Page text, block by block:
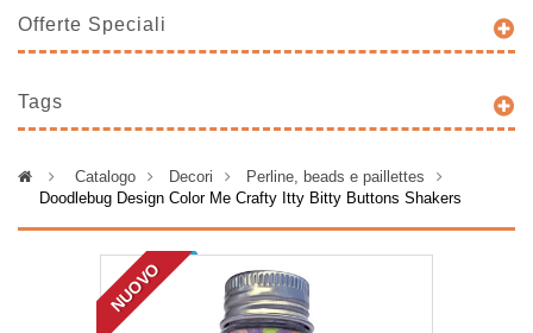
Offerte Speciali
Tags
> Catalogo > Decori >
Perline, beads e paillettes
Doodlebug Design Color Me Crafty Itty Bitty Buttons Shakers
NUOVO